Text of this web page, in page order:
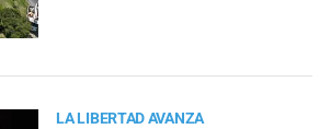
LA LIBERTAD AVANZA